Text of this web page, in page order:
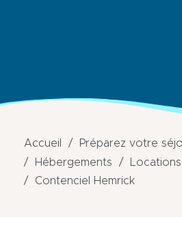
Accueil
Préparez votre
Hébergements
Contenciel Hemrick